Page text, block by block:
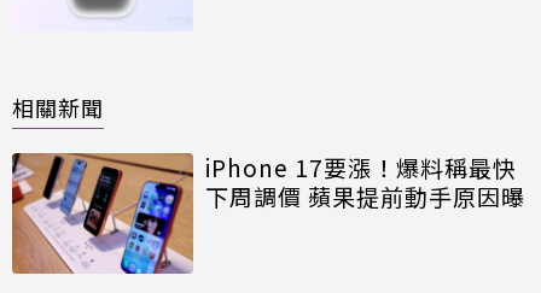
相關新聞
iPhone 17要漲！爆料稱最快
下周調價 蘋果提前動手原因曝